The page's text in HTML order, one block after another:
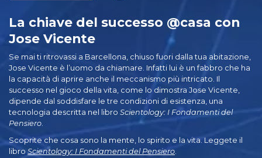
La chiave del successo @casa con
Jose Vicente
Se mai ti ritrovassi a Barcellona, chiuso fuori dalla tua abitazione,
Jose Vicente è l’uomo da chiamare. Infatti lui è un fabbro che ha
la capacità di aprire anche il meccanismo più intricato. Il
successo nel gioco della vita, come lo dimostra Jose Vicente,
dipende dal soddisfare le tre condizioni di esistenza, una
tecnologia descritta nel libro Scientology: I Fondamenti del
Pensiero
Scoprite che cosa sono la mente, lo spirito e la vita. Leggete il
libro Scientology: I Fondamenti del Pensiero